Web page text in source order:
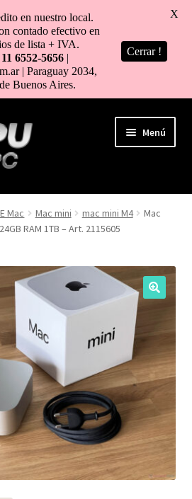
Menú
Mac Mac mini mac mini M4
Mac
RAM 1TB – Art. 2115605
en nuestro local.
contado efectivo en
de lista + IVA.
6552-5656 |
| Paraguay 2034,
Buenos Aires.
Cerrar !
X